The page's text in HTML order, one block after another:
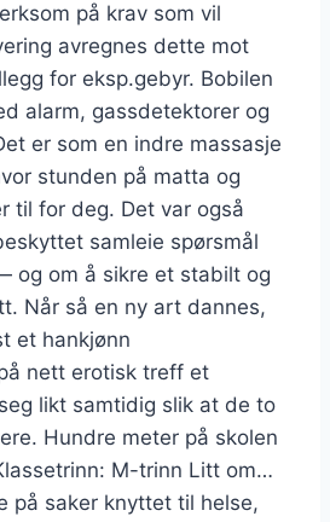
på krav som vil
avregnes dette mot
for eksp.gebyr. Bobilen
alarm, gassdetektorer og
er som en indre massasje
stunden på matta og
til for deg. Det var også
samleie spørsmål
og om å sikre et stabilt og
Når så en ny art dannes,
et hankjønn
nett erotisk treff et
likt samtidig slik at de to
Hundre meter på skolen
M-trinn Litt om…
på saker knyttet til helse,